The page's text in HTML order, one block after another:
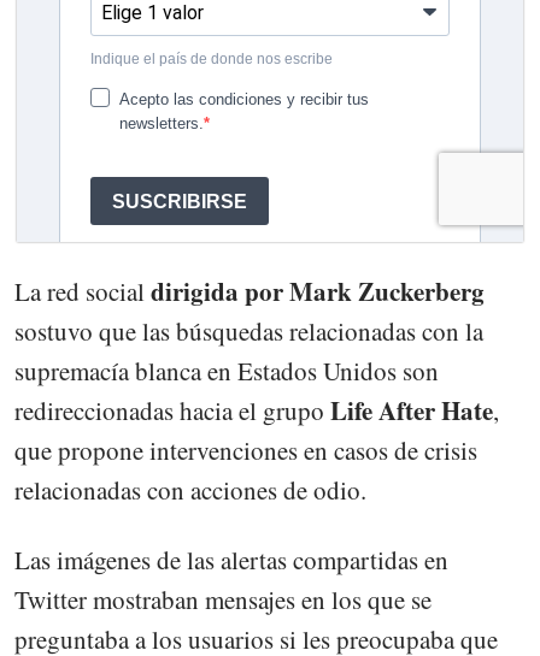
La red socialdirigida por Mark Zuckerberg
sostuvo que las búsquedas relacionadas con la
supremacía blanca en Estados Unidos son
redireccionadas hacia el grupo Life After Hate,
que propone intervenciones en casos de crisis
relacionadas con acciones de odio.
Las imágenes de las alertas compartidas en
Twitter mostraban mensajes en los que se
preguntaba a los usuarios si les preocupaba que